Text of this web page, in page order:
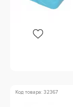
Код товара: 32367